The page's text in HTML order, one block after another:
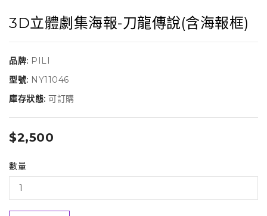
3D立體劇集海報-刀龍傳說(含海報框)
品牌: PILI
型號: NY11046
庫存狀態: 可訂購
$2,500
數量